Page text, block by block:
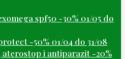
spf50 -30% 01/05 do
-50% 01/04 do 31/08
aterostop i antiparazit -20%